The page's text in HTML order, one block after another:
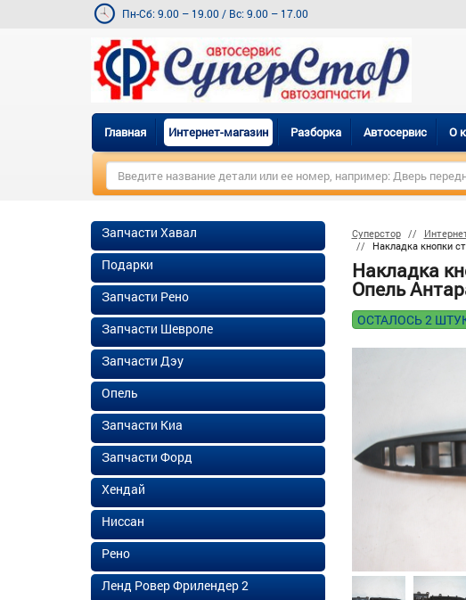
Пн-Сб: 9.00 – 19.00 / Вс: 9.00 – 17.00
Главная Интернет-магазин Разборка Автосервис О
Суперстор
Накладка кнопки
Накладка
Опель
ОСТАЛОСЬ 2
Запчасти Хавал
Подарки
Запчасти Рено
Запчасти Шевроле
Запчасти Дэу
Опель
Запчасти Киа
Запчасти Форд
Хендай
Ниссан
Рено
Ленд Ровер Фрилендер 2